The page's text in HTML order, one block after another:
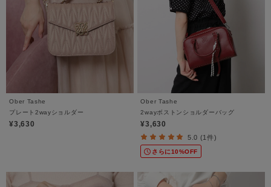
Ober Tashe
プレート2wayショルダー
¥3,630
Ober Tashe
2wayボストンショルダーバッグ
¥3,630
5.0 (1件)
さらに10%OFF